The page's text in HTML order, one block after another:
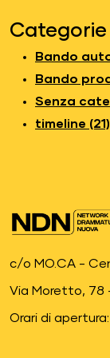
Categorie
Bando
Bando
Senza
timeline (21)
c/o MO.CA -
Via Moretto, 78
Orari di